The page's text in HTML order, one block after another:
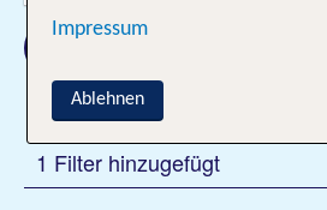
1 Filter hinzugefügt
Impressum
Ablehnen